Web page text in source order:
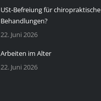
USt-Befreiung für chiropraktische
Behandlungen?
22. Juni 2026
Arbeiten im Alter
22. Juni 2026